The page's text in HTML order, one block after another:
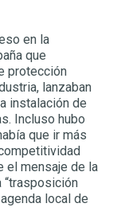
en la
que
protección
lanzaban
instalación de
Incluso hubo
que ir más
el mensaje de la
“trasposición
local de